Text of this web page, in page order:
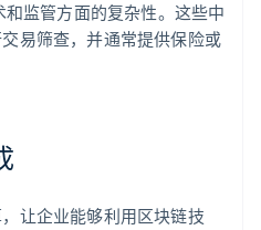
监管方面的复杂性。这些中
易筛查，并通常提供保险或
让企业能够利用区块链技